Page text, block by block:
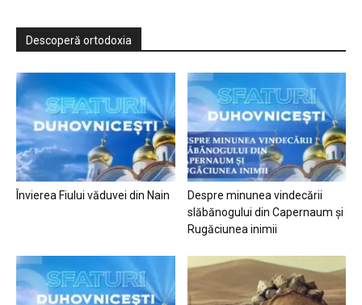
Descoperă ortodoxia
Învierea Fiului văduvei din Nain
Despre minunea vindecării
slăbănogului din Capernaum și
Rugăciunea inimii